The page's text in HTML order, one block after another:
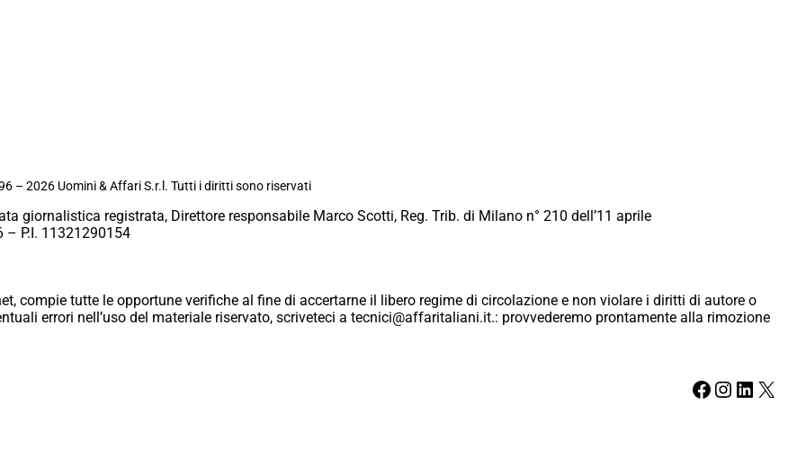
– 2026 Uomini & Affari S.r.l. Tutti i diritti sono riservati
giornalistica registrata, Direttore responsabile Marco Scotti, Reg. Trib. di Milano n° 210 dell’11 aprile
– P.I. 11321290154
compie tutte le opportune verifiche al fine di accertarne il libero regime di circolazione e non violare i diritti di autore o
errori nell’uso del materiale riservato, scriveteci a tecnici@affaritaliani.it.: provvederemo prontamente alla rimozione
Facebook Instagram LinkedIn X